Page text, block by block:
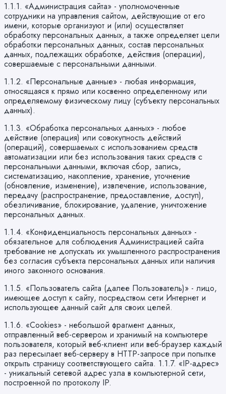
1.1.1. «Администрация сайта» - уполномоченные
сотрудники на управления сайтом, действующие от его
имени, которые организуют и (или) осуществляет
обработку персональных данных, а также определяет цели
обработки персональных данных, состав персональных
данных, подлежащих обработке, действия (операции),
совершаемые с персональными данными.
1.1.2. «Персональные данные» - любая информация,
относящаяся к прямо или косвенно определенному или
определяемому физическому лицу (субъекту персональных
данных).
1.1.3. «Обработка персональных данных» - любое
действие (операция) или совокупность действий
(операций), совершаемых с использованием средств
автоматизации или без использования таких средств с
персональными данными, включая сбор, запись,
систематизацию, накопление, хранение, уточнение
(обновление, изменение), извлечение, использование,
передачу (распространение, предоставление, доступ),
обезличивание, блокирование, удаление, уничтожение
персональных данных.
1.1.4. «Конфиденциальность персональных данных» -
обязательное для соблюдения Администрацией сайта
требование не допускать их умышленного распространения
без согласия субъекта персональных данных или наличия
иного законного основания.
1.1.5. «Пользователь сайта (далее Пользователь)» - лицо,
имеющее доступ к сайту, посредством сети Интернет и
использующее данный сайт для своих целей.
1.1.6. «Cookies» - небольшой фрагмент данных,
отправленный веб-сервером и хранимый на компьютере
пользователя, который веб-клиент или веб-браузер каждый
раз пересылает веб-серверу в HTTP-запросе при попытке
открыть страницу соответствующего сайта. 1.1.7. «IP-адрес»
- уникальный сетевой адрес узла в компьютерной сети,
построенной по протоколу IP.